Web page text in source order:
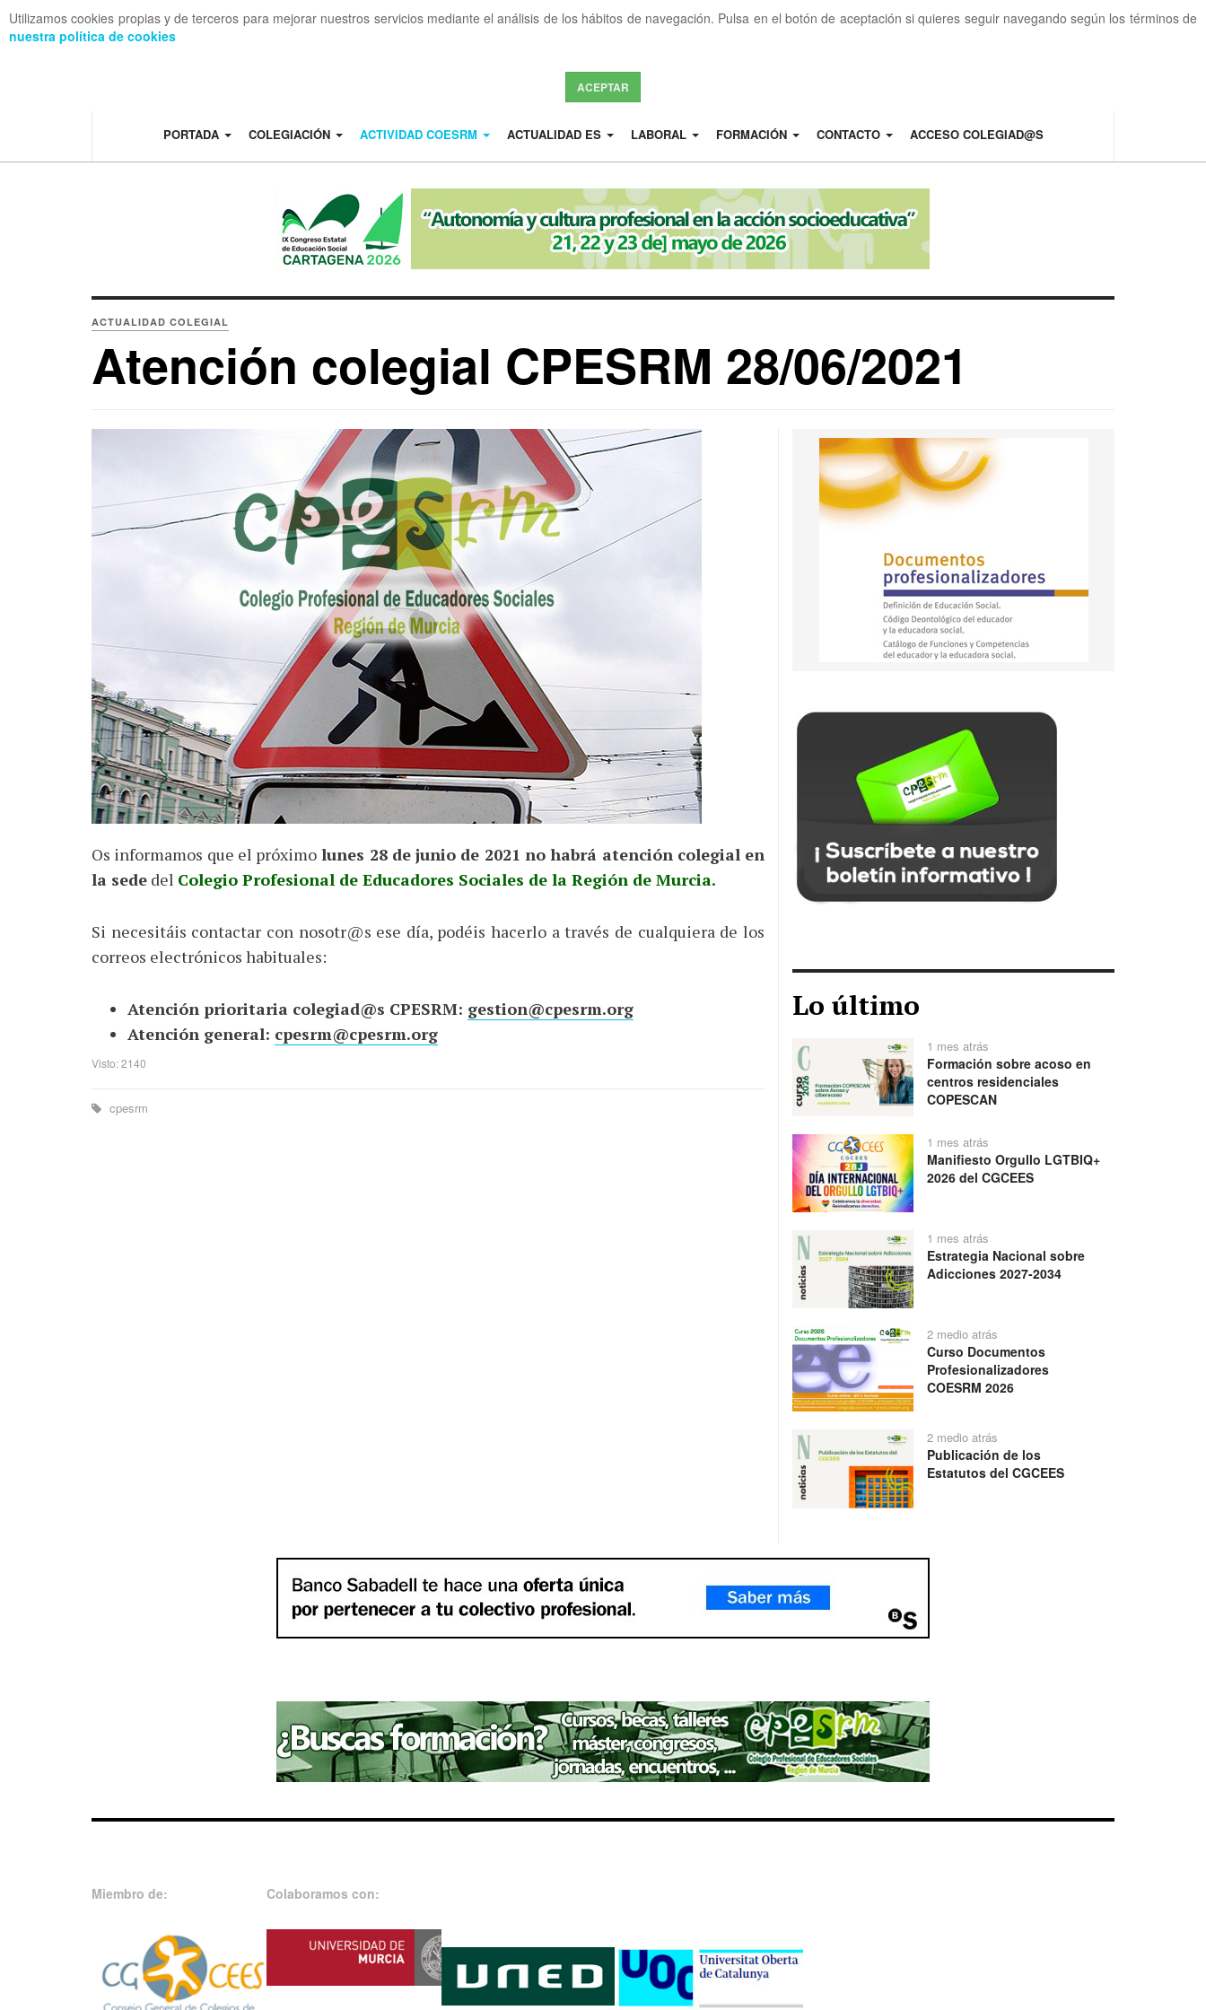
Utilizamos cookies propias y de terceros para mejorar nuestros servicios mediante el análisis de los hábitos de navegación. Pulsa en el botón de aceptación si quieres seguir navegando según los términos de
nuestra política de cookies
ACEPTAR
PORTADA COLEGIACIÓN ACTIVIDAD COESRM ACTUALIDAD ES LABORAL FORMACIÓN CONTACTO ACCESO COLEGIAD@S
ACTUALIDAD COLEGIAL
Atención colegial CPESRM 28/06/2021
Os informamos que el próximo lunes 28 de junio de 2021 no habrá atención colegial en
la sede del Colegio Profesional de Educadores Sociales de la Región de Murcia.
Si necesitáis contactar con nosotr@s ese día, podéis hacerlo a través de cualquiera de los
correos electrónicos habituales:
Atención prioritaria colegiad@s CPESRM: gestion@cpesrm.org
Atención general: cpesrm@cpesrm.org
Visto: 2140
cpesrm
Lo último
1 mes atrás
Formación sobre acoso en
centros residenciales
COPESCAN
1 mes atrás
Manifiesto Orgullo LGTBIQ+
2026 del CGCEES
1 mes atrás
Estrategia Nacional sobre
Adicciones 2027-2034
2 medio atrás
Curso Documentos
Profesionalizadores
COESRM 2026
2 medio atrás
Publicación de los
Estatutos del CGCEES
Miembro de: Colaboramos con: